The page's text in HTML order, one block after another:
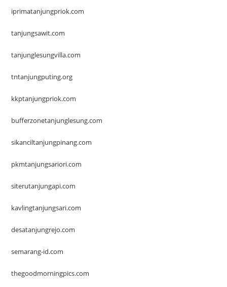
iprimatanjungpriok.com
tanjungsawit.com
tanjunglesungvilla.com
tntanjungputing.org
kkptanjungpriok.com
bufferzonetanjunglesung.com
sikanciltanjungpinang.com
pkmtanjungsariori.com
siterutanjungapi.com
kavlingtanjungsari.com
desatanjungrejo.com
semarang-id.com
thegoodmorningpics.com